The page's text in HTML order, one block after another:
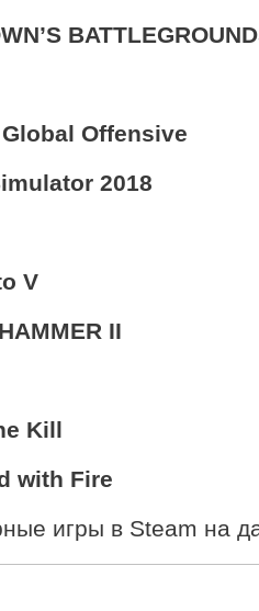
Offensive
2018
V
II
Kill
with Fire
игры в Steam на